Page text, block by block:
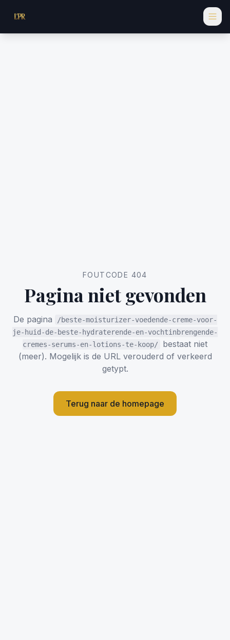
FOUTCODE 404
Pagina niet gevonden
De pagina
/beste-moisturizer-voedende-creme-voor-
je-huid-de-beste-hydraterende-en-vochtinbrengende-
cremes-serums-en-lotions-te-koop/
bestaat niet
(meer). Mogelijk is de URL verouderd of verkeerd
getypt.
Terug naar de homepage